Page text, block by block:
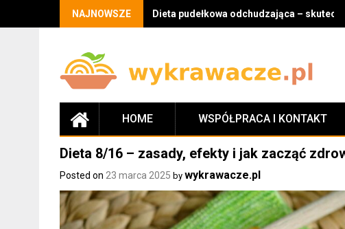
NAJNOWSZE Dieta pudełkowa odchudzająca –
HOME WSPÓŁPRACA I KONTAKT
Dieta 8/16 – zasady, efekty i jak zacząć
Posted on 23 marca 2025 by wykrawacze.pl